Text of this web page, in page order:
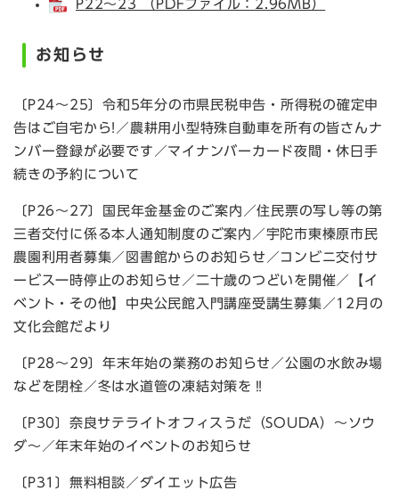
P22～23 （PDFファイル：2.96MB）
お知らせ
〔P24～25〕令和5年分の市県民税申告・所得税の確定申
告はご自宅から!／農耕用小型特殊自動車を所有の皆さんナ
ンバー登録が必要です／マイナンバーカード夜間・休日手
続きの予約について
〔P26～27〕国民年金基金のご案内／住民票の写し等の第
三者交付に係る本人通知制度のご案内／宇陀市東榛原市民
農園利用者募集／図書館からのお知らせ／コンビニ交付サ
ービス一時停止のお知らせ／二十歳のつどいを開催／【イ
ベント・その他】中央公民館入門講座受講生募集／12月の
文化会館だより
〔P28～29〕年末年始の業務のお知らせ／公園の水飲み場
などを閉栓／冬は水道管の凍結対策を‼
〔P30〕奈良サテライトオフィスうだ（SOUDA）～ソウ
ダ～／年末年始のイベントのお知らせ
〔P31〕無料相談／ダイエット広告